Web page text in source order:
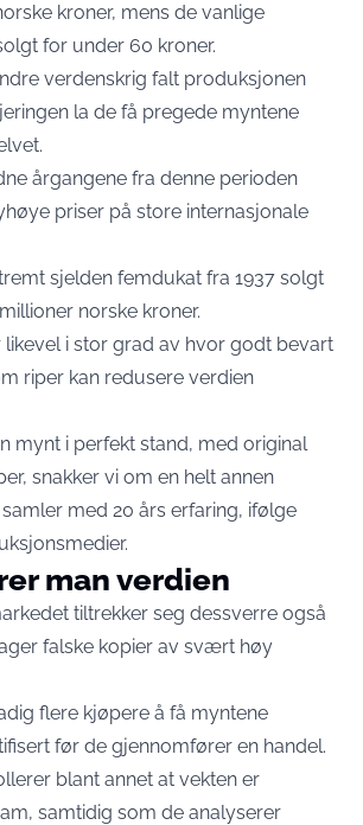
kroner, mens de vanlige
for under 60 kroner.
verdenskrig falt produksjonen
la de få pregede myntene
årgangene fra denne perioden
priser på store internasjonale
sjelden femdukat fra 1937 solgt
norske kroner.
likevel i stor grad av hvor godt bevart
riper kan redusere verdien
mynt i perfekt stand, med original
snakker vi om en helt annen
med 20 års erfaring, ifølge
man verdien
tiltrekker seg dessverre også
falske kopier av svært høy
flere kjøpere å få myntene
før de gjennomfører en handel.
blant annet at vekten er
samtidig som de analyserer